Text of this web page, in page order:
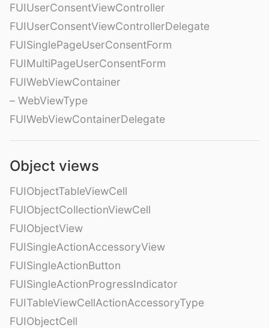
FUIUserConsentViewController
FUIUserConsentViewControllerDelegate
FUISinglePageUserConsentForm
FUIMultiPageUserConsentForm
FUIWebViewContainer
– WebViewType
FUIWebViewContainerDelegate
Object views
FUIObjectTableViewCell
FUIObjectCollectionViewCell
FUIObjectView
FUISingleActionAccessoryView
FUISingleActionButton
FUISingleActionProgressIndicator
FUITableViewCellActionAccessoryType
FUIObjectCell